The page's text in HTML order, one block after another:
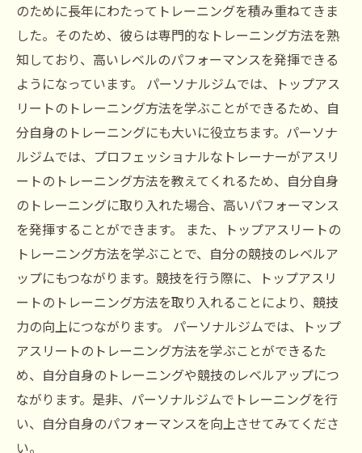
のために長年にわたってトレーニングを積み重ねてきま
した。そのため、彼らは専門的なトレーニング方法を熟
知しており、高いレベルのパフォーマンスを発揮できる
ようになっています。 パーソナルジムでは、トップアス
リートのトレーニング方法を学ぶことができるため、自
分自身のトレーニングにも大いに役立ちます。パーソナ
ルジムでは、プロフェッショナルなトレーナーがアスリ
ートのトレーニング方法を教えてくれるため、自分自身
のトレーニングに取り入れた場合、高いパフォーマンス
を発揮することができます。 また、トップアスリートの
トレーニング方法を学ぶことで、自分の競技のレベルア
ップにもつながります。競技を行う際に、トップアスリ
ートのトレーニング方法を取り入れることにより、競技
力の向上につながります。 パーソナルジムでは、トップ
アスリートのトレーニング方法を学ぶことができるた
め、自分自身のトレーニングや競技のレベルアップにつ
ながります。是非、パーソナルジムでトレーニングを行
い、自分自身のパフォーマンスを向上させてみてくださ
い。